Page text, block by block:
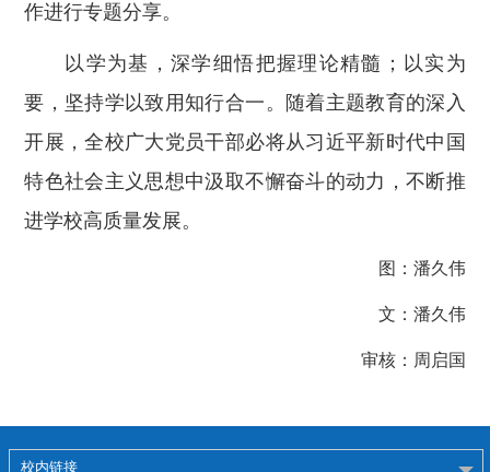
作进行专题分享。
以学为基，深学细悟把握理论精髓；以实为
要，坚持学以致用知行合一。随着主题教育的深入
开展，全校广大党员干部必将从习近平新时代中国
特色社会主义思想中汲取不懈奋斗的动力，不断推
进学校高质量发展。
图：潘久伟
文：潘久伟
审核： 周启国
校内链接